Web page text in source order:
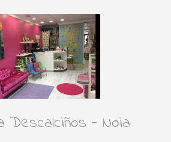
Descalciños - Noia